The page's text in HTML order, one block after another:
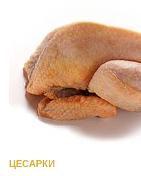
ЦЕСАРКИ